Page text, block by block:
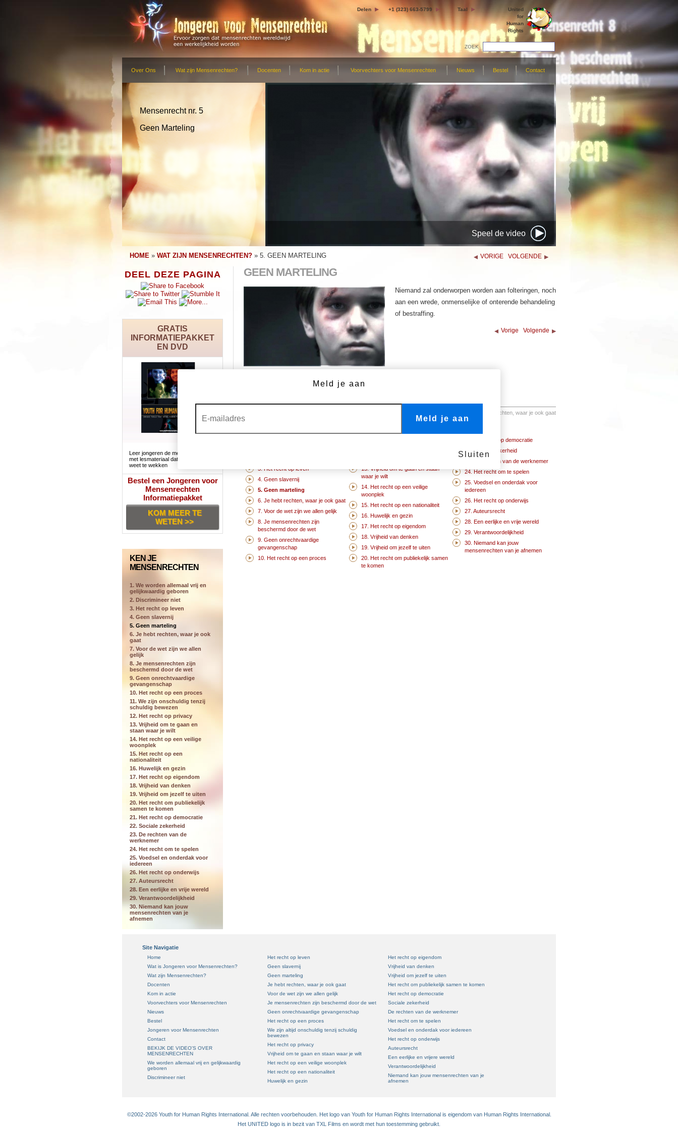
Delen +1 (323) 663-5799 Taal
United
for
Human
Rights
ZOEK
Over Ons Wat zijn Mensenrechten? Docenten Kom in actie Voorvechters voor Mensenrechten Nieuws Bestel Contact
Mensenrecht nr. 5
Geen Marteling
Speel de video
HOME » WAT ZIJN MENSENRECHTEN? » 5. GEEN MARTELING VORIGE VOLGENDE
DEEL DEZE PAGINA
GRATIS
INFORMATIEPAKKET
EN DVD
Leer jongeren de mensenrechten
met lesmateriaal dat hun interesse
weet te wekken
Bestel een Jongeren voor
Mensenrechten
Informatiepakket
KOM MEER TE
WETEN >>
KEN JE
MENSENRECHTEN
1. We worden allemaal vrij en
gelijkwaardig geboren
2. Discrimineer niet
3. Het recht op leven
4. Geen slavernij
5. Geen marteling
6. Je hebt rechten, waar je ook
gaat
7. Voor de wet zijn we allen
gelijk
8. Je mensenrechten zijn
beschermd door de wet
9. Geen onrechtvaardige
gevangenschap
10. Het recht op een proces
11. We zijn onschuldig tenzij
schuldig bewezen
12. Het recht op privacy
13. Vrijheid om te gaan en
staan waar je wilt
14. Het recht op een veilige
woonplek
15. Het recht op een
nationaliteit
16. Huwelijk en gezin
17. Het recht op eigendom
18. Vrijheid van denken
19. Vrijheid om jezelf te uiten
20. Het recht om publiekelijk
samen te komen
21. Het recht op democratie
22. Sociale zekerheid
23. De rechten van de
werknemer
24. Het recht om te spelen
25. Voedsel en onderdak voor
iedereen
26. Het recht op onderwijs
27. Auteursrecht
28. Een eerlijke en vrije wereld
29. Verantwoordelijkheid
30. Niemand kan jouw
mensenrechten van je
afnemen
GEEN MARTELING
Niemand zal onderworpen worden aan folteringen, noch
aan een wrede, onmenselijke of onterende behandeling
of bestraffing.
Vorige Volgende
6. Je hebt rechten, waar je ook gaat
MEER VIDEO'S
3. Het recht op leven
4. Geen slavernij
5. Geen marteling
6. Je hebt rechten, waar je ook gaat
7. Voor de wet zijn we allen gelijk
8. Je mensenrechten zijn
beschermd door de wet
9. Geen onrechtvaardige
gevangenschap
10. Het recht op een proces
13. Vrijheid om te gaan en staan
waar je wilt
14. Het recht op een veilige
woonplek
15. Het recht op een nationaliteit
16. Huwelijk en gezin
17. Het recht op eigendom
18. Vrijheid van denken
19. Vrijheid om jezelf te uiten
20. Het recht om publiekelijk samen
te komen
21. Het recht op democratie
22. Sociale zekerheid
23. De rechten van de werknemer
24. Het recht om te spelen
25. Voedsel en onderdak voor
iedereen
26. Het recht op onderwijs
27. Auteursrecht
28. Een eerlijke en vrije wereld
29. Verantwoordelijkheid
30. Niemand kan jouw
mensenrechten van je afnemen
Site Navigatie
Home
Wat is Jongeren voor Mensenrechten?
Wat zijn Mensenrechten?
Docenten
Kom in actie
Voorvechters voor Mensenrechten
Nieuws
Bestel
Jongeren voor Mensenrechten
Contact
BEKIJK DE VIDEO'S OVER
MENSENRECHTEN
We worden allemaal vrij en gelijkwaardig
geboren
Discrimineer niet
Het recht op leven
Geen slavernij
Geen marteling
Je hebt rechten, waar je ook gaat
Voor de wet zijn we allen gelijk
Je mensenrechten zijn beschermd door de wet
Geen onrechtvaardige gevangenschap
Het recht op een proces
We zijn altijd onschuldig tenzij schuldig
bewezen
Het recht op privacy
Vrijheid om te gaan en staan waar je wilt
Het recht op een veilige woonplek
Het recht op een nationaliteit
Huwelijk en gezin
Het recht op eigendom
Vrijheid van denken
Vrijheid om jezelf te uiten
Het recht om publiekelijk samen te komen
Het recht op democratie
Sociale zekerheid
De rechten van de werknemer
Het recht om te spelen
Voedsel en onderdak voor iedereen
Het recht op onderwijs
Auteursrecht
Een eerlijke en vrijere wereld
Verantwoordelijkheid
Niemand kan jouw mensenrechten van je
afnemen
©2002-2026 Youth for Human Rights International. Alle rechten voorbehouden. Het logo van Youth for Human Rights International is eigendom van Human Rights International.
Het UNITED logo is in bezit van TXL Films en wordt met hun toestemming gebruikt.
Meld je aan
Meld je aan
Sluiten